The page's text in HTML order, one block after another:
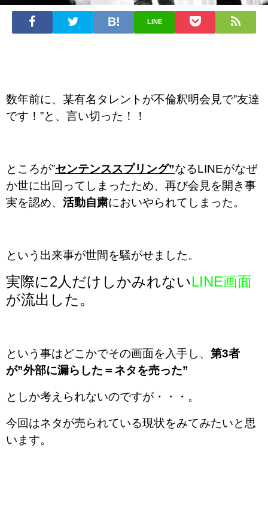
LINE
数年前に、某有名タレントが不倫釈明会見で”友達
です！”と、言い切った！！
ところが”センテンススプリング”なるLINEがなぜ
か世に出回ってしまったため、再び会見を開き事
実を認め、 活動自粛においやられてしまった。
という出来事が世間を騒がせました。
実際に2人だけしかみれないLINE画面
が流出した。
という事はどこかでその画面を入手し、 第3者
が”外部に漏らした＝ネタを売った”
としか考えられないのですが・・・。
今回はネタが売られている現状をみてみたいと思
います。